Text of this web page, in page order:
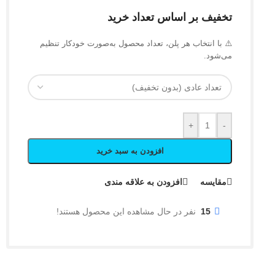
تخفیف بر اساس تعداد خرید
⚠️ با انتخاب هر پلن، تعداد محصول به‌صورت خودکار تنظیم
می‌شود.
-
+
افزودن به سبد خرید
مقایسه افزودن به علاقه مندی
15 نفر در حال مشاهده این محصول هستند!